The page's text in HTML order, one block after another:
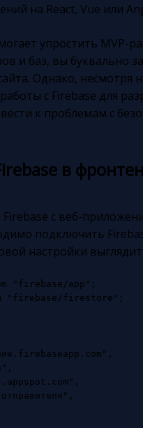
на React, Vue или
упростить MVP-
и баз, вы буквально
Однако, несмотря
с Firebase для
к проблемам с
в
с веб-
подключить
настройки
"firebase/app";
"firebase/firestore";